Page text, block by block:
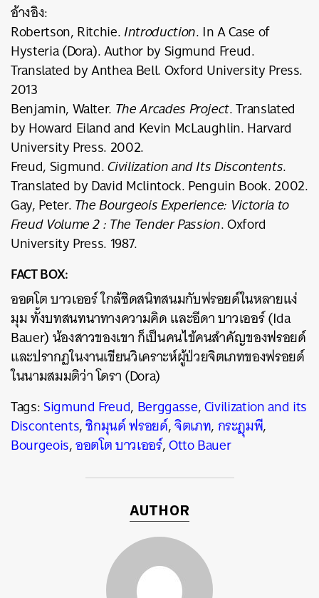
อ้างอิง:
Robertson, Ritchie.Introduction. In A Case of
Hysteria (Dora). Author by Sigmund Freud.
Translated by Anthea Bell. Oxford University Press.
2013
Benjamin, Walter. The Arcades Project. Translated
by Howard Eiland and Kevin McLaughlin. Harvard
University Press. 2002.
Freud, Sigmund.Civilization and Its Discontents.
Translated by David Mclintock. Penguin Book. 2002.
Gay, Peter.The Bourgeois Experience: Victoria to
Freud Volume 2 : The Tender Passion. Oxford
University Press. 1987.
FACT BOX:
ออตโต บาวเออร์ ใกล้ชิดสนิทสนมกับฟรอยด์ในหลายแง่
มุม ทั้งบทสนทนาทางความคิด และอีดา บาวเออร์ (Ida
Bauer) น้องสาวของเขา ก็เป็นคนไข้คนสำคัญของฟรอยด์
และปรากฏในงานเขียนวิเคราะห์ผู้ป่วยจิตเภทของฟรอยด์
ในนามสมมติว่า โดรา (Dora)
Tags:Sigmund Freud, Berggasse,Civilization and its
Discontents,ซิกมุนด์ ฟรอยด์,จิตเภท,กระฎุมพี,
Bourgeois,ออตโต บาวเออร์,Otto Bauer
AUTHOR